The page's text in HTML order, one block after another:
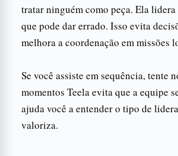
tratar ninguém como peça. Ela lidera
que pode dar errado. Isso evita
melhora a coordenação em missões
Se você assiste em sequência, tente
momentos Teela evita que a equipe
ajuda você a entender o tipo de
valoriza.